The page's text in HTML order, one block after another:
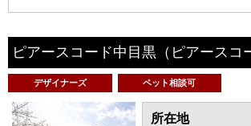
ピアースコード中目黒 （ピアースコ
デザイナーズ ペット相談可
所在地